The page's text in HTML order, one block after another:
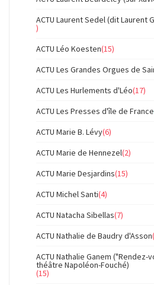
ACTU Laurent Sedel (dit Laurent
)
ACTU Léo Koesten(15)
ACTU Les Grandes Orgues de
ACTU Les Hurlements d'Léo(17)
ACTU Les Presses d'île de France
ACTU Marie B. Lévy(6)
ACTU Marie de Hennezel(2)
ACTU Marie Desjardins(15)
ACTU Michel Santi(4)
ACTU Natacha Sibellas(7)
ACTU Nathalie de Baudry d'Asson
ACTU Nathalie Ganem ("Rendez-
théâtre Napoléon-Fouché)
(15)